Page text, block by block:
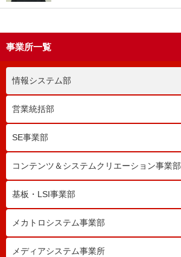
事業所一覧
情報システム部
営業統括部
SE事業部
コンテンツ＆システムクリエーション事業部
基板・LSI事業部
メカトロシステム事業部
メディアシステム事業所